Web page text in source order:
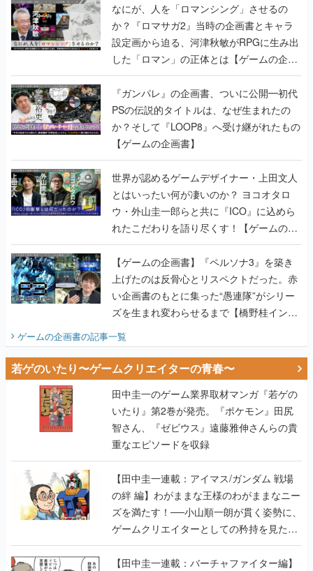
なにが、人を「ロマンシング」させるの
か？『ロマサガ2』当時の企画書とキャラ
設定画から迫る、河津秋敏がRPGに生み出
した「ロマン」の正体とは【ゲームの企画
書】
『ガンパレ』の企画書、ついに公開━初代
PSの伝説的タイトルは、なぜ生まれたの
か？そして『LOOP8』へ受け継がれたもの
【ゲームの企画書】
世界が認めるゲームデザイナー・上田文人
とはいったい何が凄いのか？ ヨコオタロ
ウ・外山圭一郎らと共に『ICO』に込めら
れたこだわりを語り尽くす！【ゲームの企
画書】
【ゲームの企画書】『ペルソナ3』を築き
上げたのは反骨心とリスペクトだった。赤
い企画書のもとに集った“愚連隊”がシリー
ズを生まれ変わらせるまで【橋野桂インタ
ゲームの企画書の記事一覧
若ゲのいたり〜ゲームクリエイターの青春〜
田中圭一のゲーム業界取材マンガ『若ゲの
いたり』第2巻が発売。『ポケモン』田尻
智さん、『ゼビウス』遠藤雅伸さんらの貴
重なエピソードを収録
【田中圭一連載：アイマス/ガンダム 戦場
の絆 編】わがままな王様のわがままなニー
ズを満たす！──小山順一朗が貫く姿勢に、
ゲームクリエイターとしての矜持を見た
【若ゲのいたり最終回】
【田中圭一連載：バーチャファイター編】